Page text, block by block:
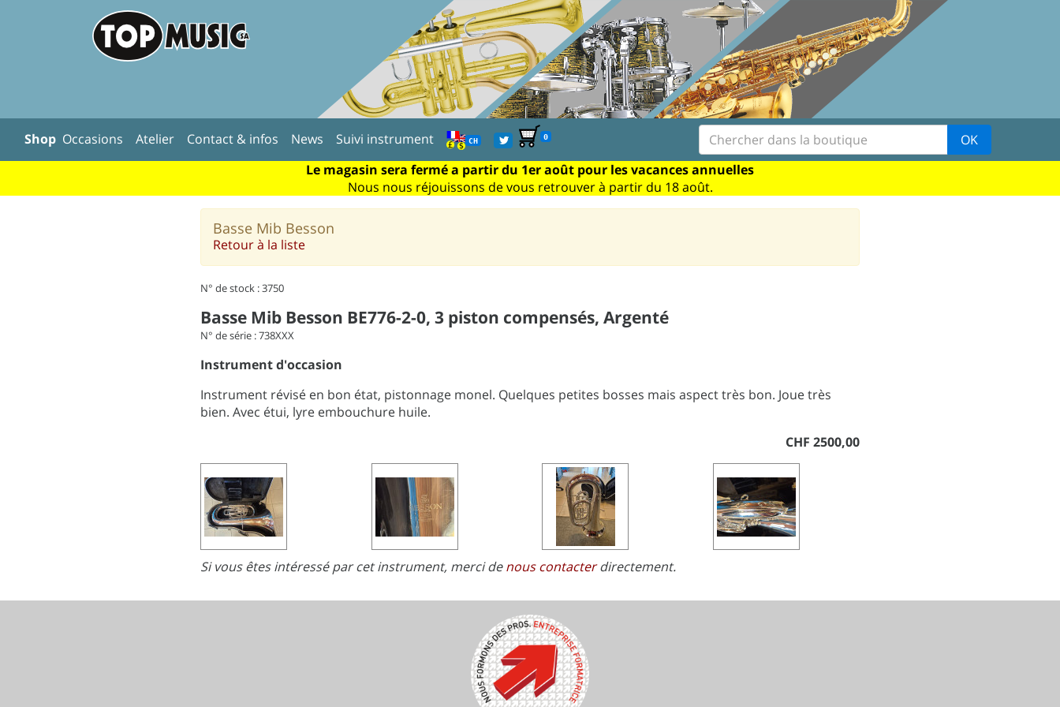
Shop Occasions Atelier Contact & infos News Suivi instrument CH 0
OK
Le magasin sera fermé a partir du 1er août pour les vacances annuelles
Nous nous réjouissons de vous retrouver à partir du 18 août.
Basse Mib Besson
Retour à la liste
N° de stock : 3750
Basse Mib Besson BE776-2-0, 3 piston compensés, Argenté
N° de série : 738XXX
Instrument d'occasion
Instrument révisé en bon état, pistonnage monel. Quelques petites bosses mais aspect très bon. Joue très
bien. Avec étui, lyre embouchure huile.
CHF 2500,00
Si vous êtes intéressé par cet instrument, merci denous contacterdirectement.